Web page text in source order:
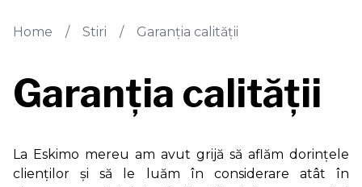
Home / Stiri / Garanția calității
Garanția calității
La Eskimo mereu am avut grijă să aflăm dorințele
clienților și să le luăm în considerare atât în